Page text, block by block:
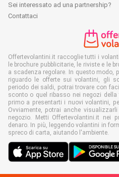
Sei interessato ad una partnership?
Contattaci
Offertevolantini.it raccoglie tutti i
le brochure pubblicitarie, le riviste e le
a scadenza regolare. In questo modo,
riguardo le offerte sui volantini, gli
periodo dei saldi, potrai trovare con
sconto o quel ribasso nei negozi
primo a presentarti i nuovi volantini,
Ovviamente, potrai anche
negozio. Metti Offertevolantini.it nei
denaro. In più, leggendo volantini in
spreco di carta, aiutando l'ambiente.